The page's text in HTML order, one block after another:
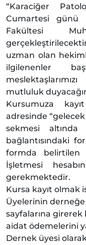
“Karaciğer
Cumartesi günü
Fakültesi
uzman olan
ilgilenenler
mutluluk
Kursumuza
adresinde
sekmesi
bağlantısındaki
formda belirtilen
İşletmesi
gerekmektedir.
Kursa kayıt olmak
Üyelerinin
sayfalarına
aidat ödemelerini
Dernek üyesi